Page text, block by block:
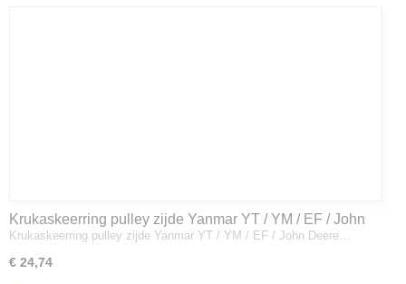
Krukaskeerring pulley zijde Yanmar YT / YM / EF / John
Deere - 119934-01800
Krukaskeerring pulley zijde Yanmar YT / YM / EF / John Deere…
€ 24,74